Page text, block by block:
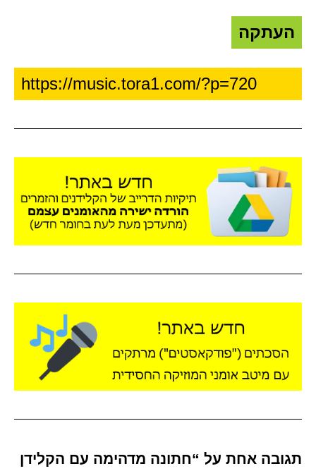
העתקה
תגובה אחת על “חתונה מדהימה עם הקלידן